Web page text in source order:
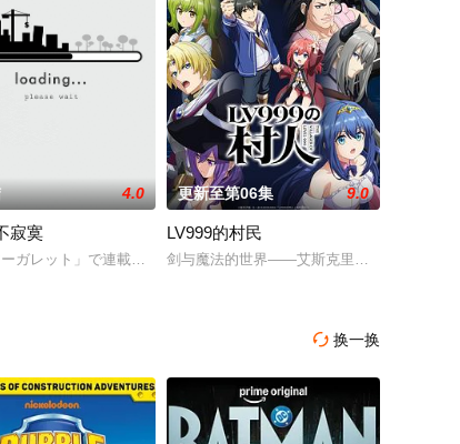
人
4.0
寂寞
ーガレット」で連載された藤村真理の原作による同題少女恋愛コミッ
更新至第06集 9.0
LV999的村民
剑与魔法的世界——艾斯克里亚。在这个世界
 换一换